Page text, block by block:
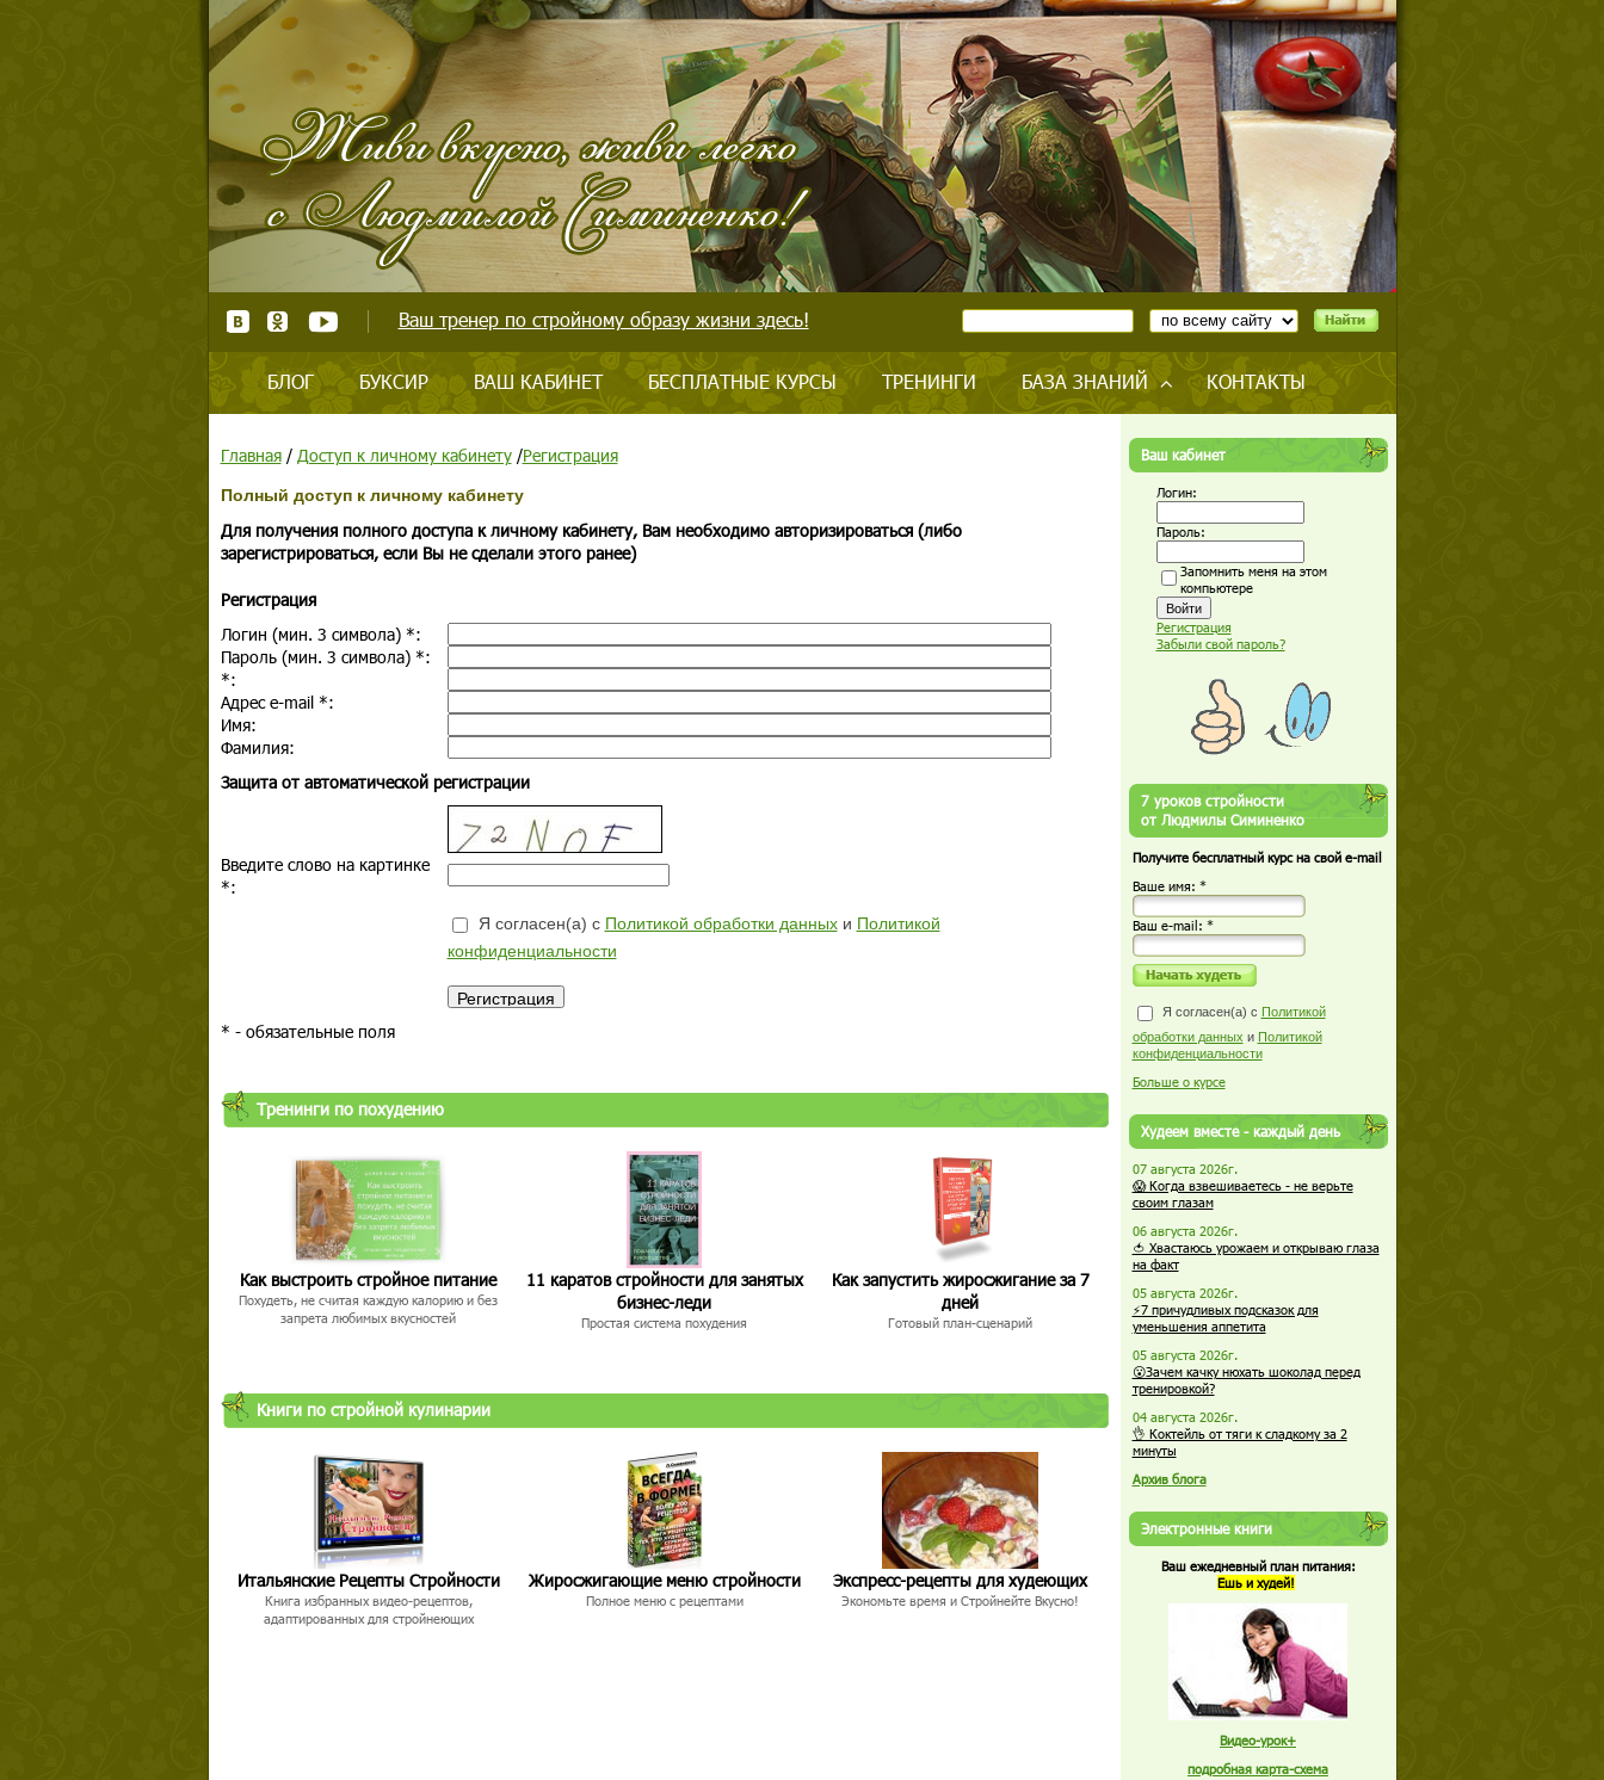
Ваш тренер по стройному образу жизни здесь!
БЛОГ БУКСИР ВАШ КАБИНЕТ БЕСПЛАТНЫЕ КУРСЫ ТРЕНИНГИ БАЗА ЗНАНИЙ КОНТАКТЫ
Главная/ Доступ к личному кабинету/Регистрация
Полный доступ к личному кабинету
Для получения полного доступа к личному кабинету, Вам необходимо авторизироваться (либо
зарегистрироваться, если Вы не сделали этого ранее)
Регистрация
Логин (мин. 3 символа) *:
Пароль (мин. 3 символа) *:
*:
Адрес e-mail *:
Имя:
Фамилия:
Защита от автоматической регистрации
Введите слово на картинке
*:
Я согласен(а) с Политикой обработки данныхи Политикой
конфиденциальности
* - обязательные поля
Тренинги по похудению
Как выстроить стройное питание
Похудеть, не считая каждую калорию и без
запрета любимых вкусностей
11 каратов стройности для занятых
бизнес-леди
Простая система похудения
Как запустить жиросжигание за 7
дней
Готовый план-сценарий
Книги по стройной кулинарии
Итальянские Рецепты Стройности
Книга избранных видео-рецептов,
адаптированных для стройнеющих
Жиросжигающие меню стройности
Полное меню с рецептами
Экспресс-рецепты для худеющих
Экономьте время и Стройнейте Вкусно!
Ваш кабинет
Логин:
Пароль:
Запомнить меня на этом
компьютере
Регистрация
Забыли свой пароль?
7 уроков стройности
от Людмилы Симиненко
Получите бесплатный курс на свой e-mail
Ваше имя: *
Ваш е-mail: *
Я согласен(а) с Политикой
обработки данных и Политикой
конфиденциальности
Больше о курсе
Худеем вместе - каждый день
07 августа 2026г.
😱 Когда взвешиваетесь - не верьте
своим глазам
06 августа 2026г.
🍅 Хвастаюсь урожаем и открываю глаза
на факт
05 августа 2026г.
⚡7 причудливых подсказок для
уменьшения аппетита
05 августа 2026г.
😮Зачем качку нюхать шоколад перед
тренировкой?
04 августа 2026г.
👌 Коктейль от тяги к сладкому за 2
минуты
Архив блога
Электронные книги
Ваш ежедневный план питания:
Ешь и худей!
Видео-урок+
подробная карта-схема